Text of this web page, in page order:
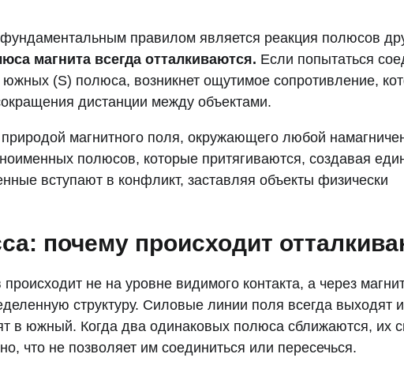
правилом является реакция полюсов
магнита всегда отталкиваются. Если попытаться
(S) полюса, возникнет ощутимое сопротивление,
дистанции между объектами.
магнитного поля, окружающего любой
полюсов, которые притягиваются, создавая
вступают в конфликт, заставляя объекты физически
почему происходит
не на уровне видимого контакта, а через
структуру. Силовые линии поля всегда выходят
в южный. Когда два одинаковых полюса сближаются, их
что не позволяет им соединиться или пересечься.